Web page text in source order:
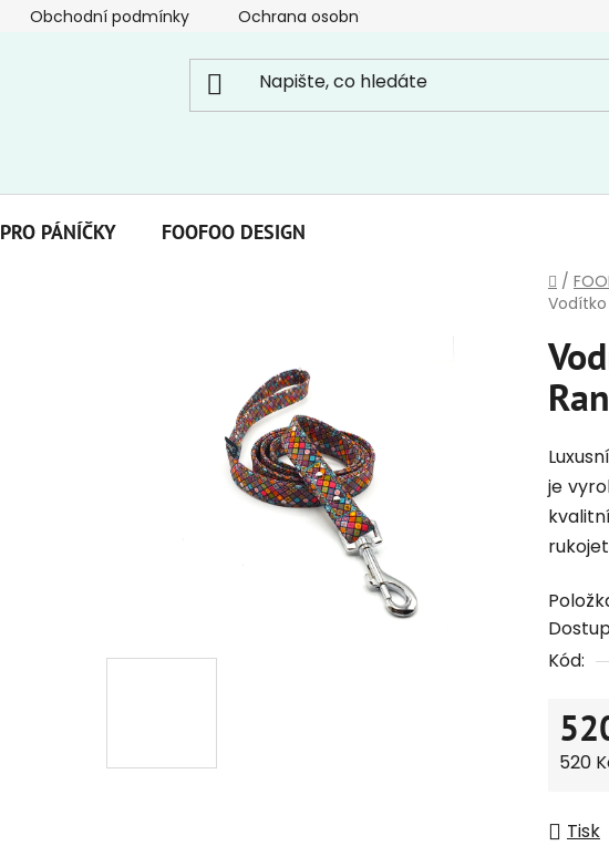
Obchodní podmínky Ochrana osobních údajů
PRO PÁNÍČKY FOOFOO DESIGN
Domů
/
je
Kód:
520
Tisk